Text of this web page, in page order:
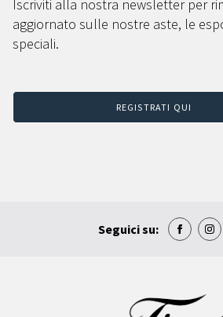
Iscriviti alla nostra newsletter per
aggiornato sulle nostre aste, le
speciali.
REGISTRATI QUI
Seguici su: